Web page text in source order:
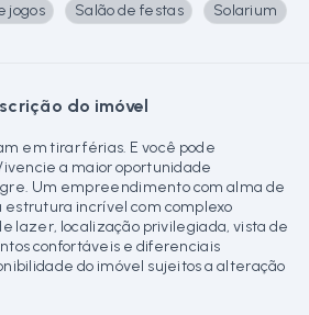
jogos Salão de festas Solarium
do imóvel
em tirar férias. E você pode
a maior oportunidade
Um empreendimento com alma de
incrível com complexo
lazer, localização privilegiada, vista de
confortáveis e diferenciais
do imóvel sujeitos a alteração